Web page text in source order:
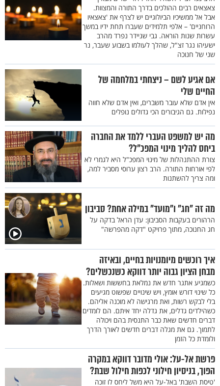
צאצאים רבים ההולכים בדרך התורה והמצוות.
אבל אל ממשיכיו הביולוגיים יש לצרף את 'צאצאיו
הרוחניים' – אלפי תלמידים שעברו תחת ידיו במשך
עשרות שנות הוראה. גבי שניידר נפרד מהרב
ישעיהו נגר זצ"ל, שהלך לעולמו בשבוע שעבר, נר
שני של חנוכה
אם אגיע לשם – ניצחתי במלחמה של
החיים שלי
אין אדם שלא עובר משברים, ואין אדם שלא חווה
נפילות. גם הגיבורים הכי גדולים נופלים
מה יש למשפט העברי ללמד את החברה
ביחס להליך מינוי המפכ"ל?
צורת ההתנהלות של מינוי המפכ"ל היא לגמרי לא
לפי אורחות התורה. הרב רצון ערוסי מסביר למה,
ומה צריך להשתנות
מה זה "חג" ו"מועד" במילה אחת? סביבון
הרהורים בעקבות הסביבון: עדן הראל בדקה על
חג החנוכה, מתוך פרויקט "דקה מהפרשה"
איך רוכשים מיומנויות בחיים, ובאיזה
מבחן הציון גבוה יותר דווקא כשנכשלים?
כשמגיע אתגר חדש את נמלאת בחששות ושאלות.
כל שינוי דורש אומץ, ויש שינויים שפשוט מגיעים
בלי לבקש רשות, ואת מרגישה לא מוכנה אליהם.
כשהילדים גדלים, את גדלה יחד איתם. הם לומדים
דברים חדשים שאת כבר התנסית בהם ויכולה
לתמוך. גם את מגלה דברים חדשים לאורך הדרך
ולומדת כל הזמן
פרשת אל-על: אולי מדובר דווקא במקרה
הפוך, בניסיון חילוני לכפות חילול שבת?
'טיסת השבת' באל-על היא משל ליחס לו זוכה